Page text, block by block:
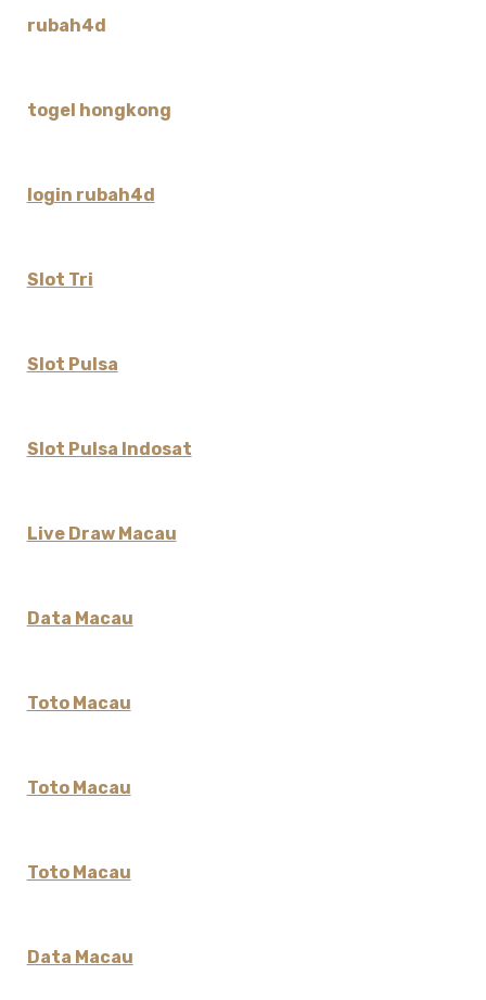
rubah4d
togel hongkong
login rubah4d
Slot Tri
Slot Pulsa
Slot Pulsa Indosat
Live Draw Macau
Data Macau
Toto Macau
Toto Macau
Toto Macau
Data Macau